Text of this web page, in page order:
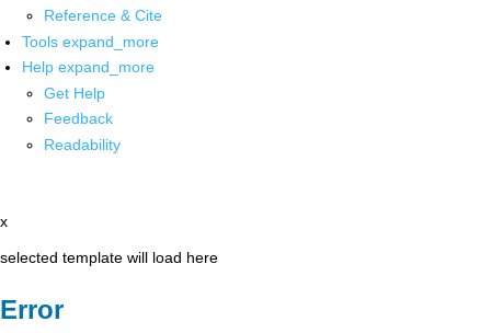
Reference & Cite
Tools expand_more
Help expand_more
Get Help
Feedback
Readability
x
selected template will load here
Error